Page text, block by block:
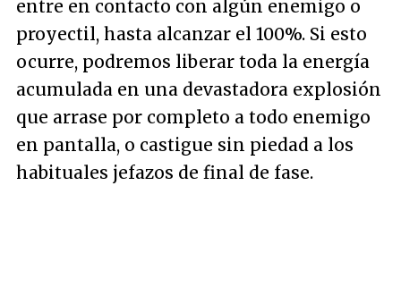
entre en contacto con algún enemigo o
proyectil, hasta alcanzar el 100%. Si esto
ocurre, podremos liberar toda la energía
acumulada en una devastadora explosión
que arrase por completo a todo enemigo
en pantalla, o castigue sin piedad a los
habituales jefazos de final de fase.